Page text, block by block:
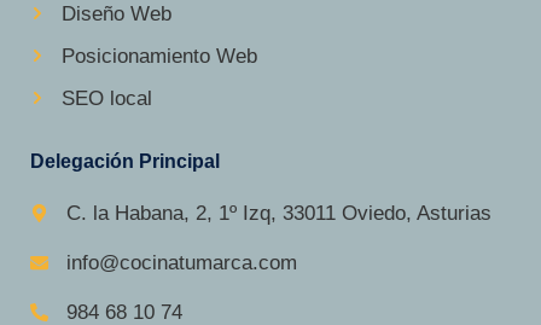
Diseño Web
Posicionamiento Web
SEO local
Delegación Principal
C. la Habana, 2, 1º Izq, 33011 Oviedo, Asturias
info@cocinatumarca.com
984 68 10 74